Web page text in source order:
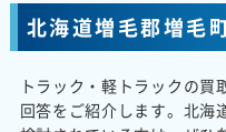
北海道増毛郡増毛
トラック・軽トラックの買
回答をご紹介します。北海